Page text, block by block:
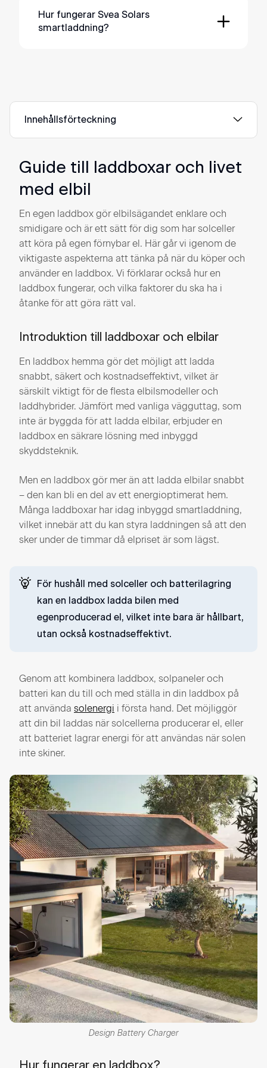
dina behov.
standard (typ 2) och fungerar till alla elbilar
som har denna standard. Laddboxen kan
Hur fungerar Svea Solars
smartladdning?
appen kan du ställa in när du vill att bilen
ska vara laddad till en viss nivå. Appen
väljer automatiskt de timmar med lägst
Integration med solcellsanläggning. Om
du har solpaneler kan appen optimera
laddningen för att använda
överskottsenergi från solcellerna. Detta
maximerar användningen av
egenproducerad solenergi och minskar
kostnaderna.
Stöd för smart laddbox.Svea Solar
erbjuder smarta laddboxar som kan
anslutas via WiFi eller 4G. Dessa gör det
lägst.
Eco-läge.
Laddboxarna har ett inbyggt
eco-läge som utnyttjar
solenergiöverskottet optimalt. Detta
minskar belastningen på husets säkringar
och bidrar till en mer hållbar
energianvändning.
Innehållsförteckning
Guide till laddboxar och livet
med elbil
En egen laddbox gör elbilsägandet enklare och
smidigare och är ett sätt för dig som har solceller
att köra på egen förnybar el. Här går vi igenom de
viktigaste aspekterna att tänka på när du köper och
använder en laddbox. Vi förklarar också hur en
laddbox fungerar, och vilka faktorer du ska ha i
åtanke för att göra rätt val.
Introduktion till laddboxar och elbilar
En laddbox hemma gör det möjligt att ladda
snabbt, säkert och kostnadseffektivt, vilket är
särskilt viktigt för de flesta elbilsmodeller och
laddhybrider. Jämfört med vanliga vägguttag, som
inte är byggda för att ladda elbilar, erbjuder en
laddbox en säkrare lösning med inbyggd
skyddsteknik.
Men en laddbox gör mer än att ladda elbilar snabbt
– den kan bli en del av ett energioptimerat hem.
Många laddboxar har idag inbyggd smartladdning,
vilket innebär att du kan styra laddningen så att den
sker under de timmar då elpriset är som lägst.
För hushåll med solceller och batterilagring
kan en laddbox ladda bilen med
egenproducerad el, vilket inte bara är hållbart,
utan också kostnadseffektivt.
Genom att kombinera laddbox, solpaneler och
batteri kan du till och med ställa in din laddbox på
att använda solenergi i första hand. Det möjliggör
att din bil laddas när solcellerna producerar el, eller
att batteriet lagrar energi för att användas när solen
inte skiner.
Design Battery Charger
Hur fungerar en laddbox?